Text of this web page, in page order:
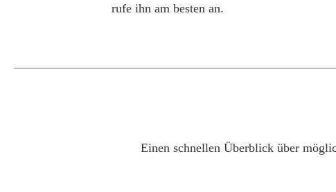
rufe ihn am besten an.
Einen schnellen Überblick über